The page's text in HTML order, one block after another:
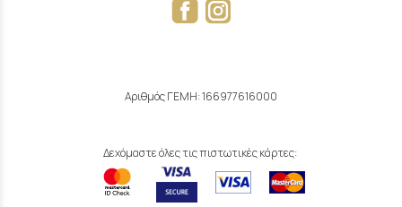
Αριθμός ΓΕΜΗ: 166977616000
Δεχόμαστε όλες τις πιστωτικές κάρτες: